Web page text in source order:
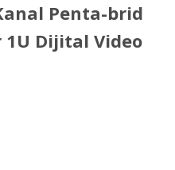
Penta-brid
1U Dijital Video